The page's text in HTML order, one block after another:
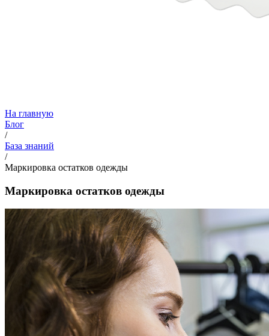
На главную
Блог
/
База знаний
/
Маркировка остатков одежды
Маркировка остатков одежды